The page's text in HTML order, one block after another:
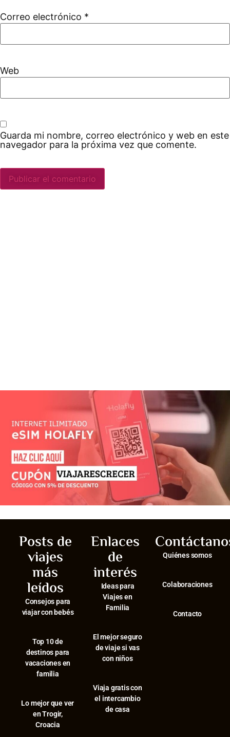
Correo electrónico *
Web
Guarda mi nombre, correo electrónico y web en este
navegador para la próxima vez que comente.
Posts de
viajes
más
leídos
Consejos para
viajar con bebés
⁠Top 10 de
destinos para
vacaciones en
familia
⁠Lo mejor que ver
en Trogir,
Croacia
Enlaces
de
interés
Ideas para
Viajes en
Familia
El mejor seguro
de viaje si vas
con niños
Viaja gratis con
el intercambio
de casa
Quiénes somos
Colaboraciones
Contacto